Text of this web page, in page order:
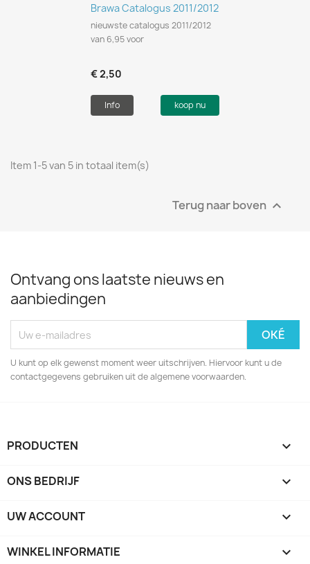
Brawa Catalogus 2011/2012
nieuwste catalogus 2011/2012
van 6,95 voor
€ 2,50
Info koop nu
Item 1-5 van 5 in totaal item(s)
Terug naar boven 
Ontvang ons laatste nieuws en
aanbiedingen
U kunt op elk gewenst moment weer uitschrijven. Hiervoor kunt u de
contactgegevens gebruiken uit de algemene voorwaarden.
PRODUCTEN 
ONS BEDRIJF 
UW ACCOUNT 
WINKEL INFORMATIE keyboard_arrow_down